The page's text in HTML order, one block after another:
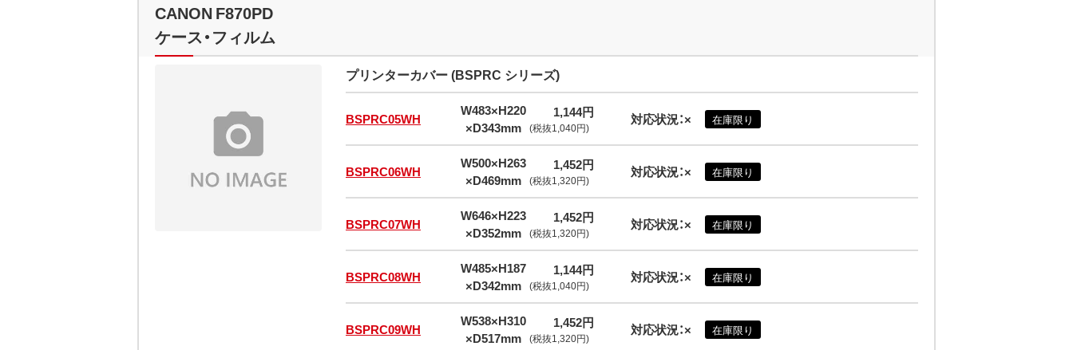
CANON F870PD
ケース・フィルム
プリンターカバー (BSPRC シリーズ)
BSPRC05WH
W483×H220
×D343mm
1,144円
(税抜1,040円) 対応状況：× 在庫限り
BSPRC06WH
W500×H263
×D469mm
1,452円
(税抜1,320円) 対応状況：× 在庫限り
BSPRC07WH
W646×H223
×D352mm
1,452円
(税抜1,320円) 対応状況：× 在庫限り
BSPRC08WH
W485×H187
×D342mm
1,144円
(税抜1,040円) 対応状況：× 在庫限り
BSPRC09WH
W538×H310
×D517mm
1,452円
(税抜1,320円) 対応状況：× 在庫限り